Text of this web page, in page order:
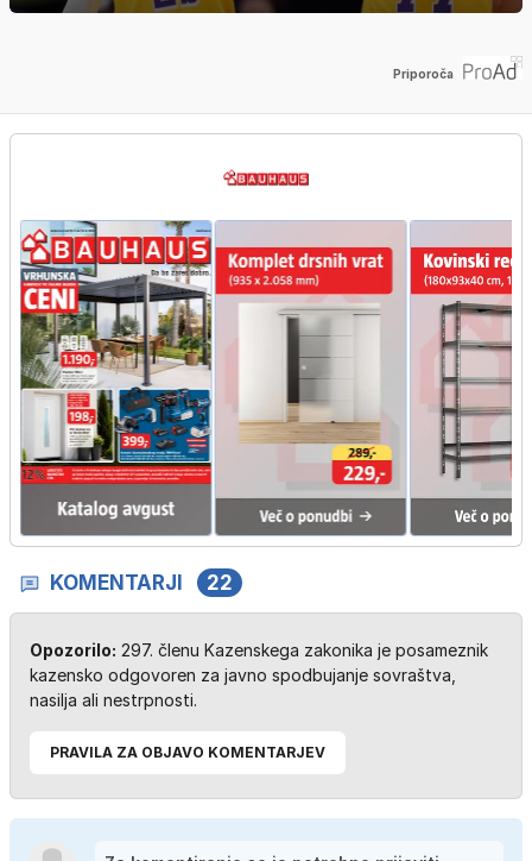
Priporoča
KOMENTARJI 22
Opozorilo: 297. členu Kazenskega zakonika je posameznik
kazensko odgovoren za javno spodbujanje sovraštva,
nasilja ali nestrpnosti.
PRAVILA ZA OBJAVO KOMENTARJEV